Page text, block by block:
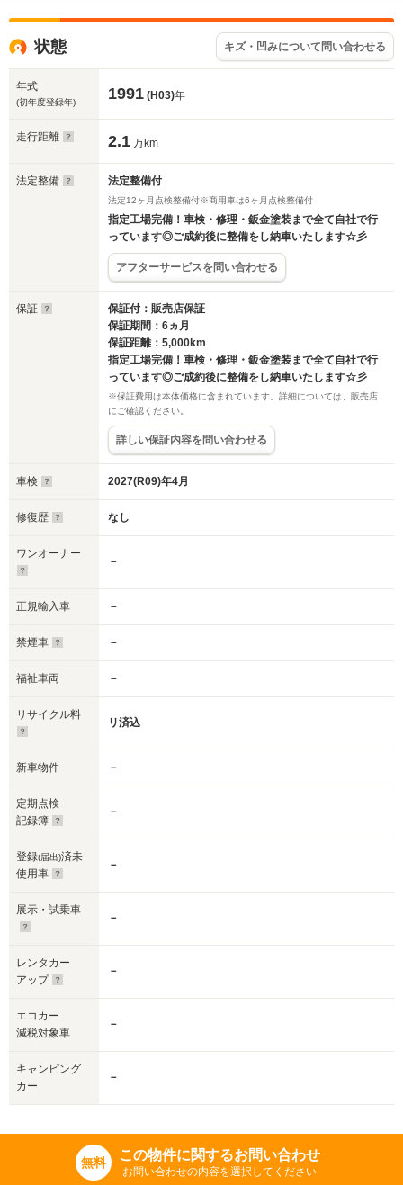
状態 キズ・凹みについて問い合わせる
年式
(初年度登録年) 1991 (H03)年
走行距離 2.1 万km
法定整備 法定整備付
法定12ヶ月点検整備付※商用車は6ヶ月点検整備付
指定工場完備！車検・修理・鈑金塗装まで全て自社で行
っています◎ご成約後に整備をし納車いたします☆彡
アフターサービスを問い合わせる
保証
保証付：販売店保証
保証期間：6ヵ月
保証距離：5,000km
指定工場完備！車検・修理・鈑金塗装まで全て自社で行
っています◎ご成約後に整備をし納車いたします☆彡
※保証費用は本体価格に含まれています。詳細については、販売店
にご確認ください。
詳しい保証内容を問い合わせる
車検 2027(R09)年4月
修復歴 なし
ワンオーナー
－
正規輸入車 －
禁煙車 －
福祉車両 －
リサイクル料
リ済込
新車物件 －
定期点検
記録簿
－
登録(届出)済未
使用車
－
展示・試乗車
－
レンタカー
アップ
－
エコカー
減税対象車
－
キャンピング
カー
－
無料 この物件に関するお問い合わせ
お問い合わせの内容を選択してください